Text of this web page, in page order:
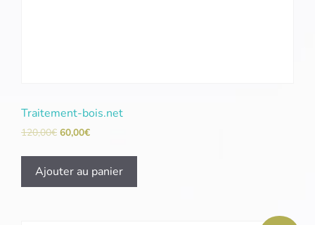
Traitement-bois.net
120,00€ 60,00€
Ajouter au panier